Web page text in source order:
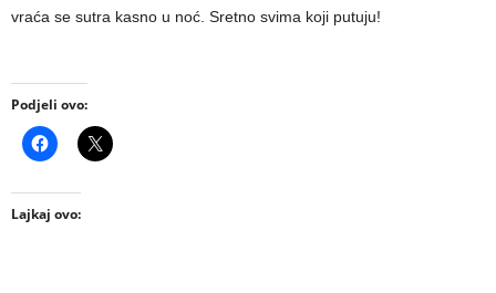
vraća se sutra kasno u noć. Sretno svima koji putuju!
Podjeli ovo:
Lajkaj ovo: